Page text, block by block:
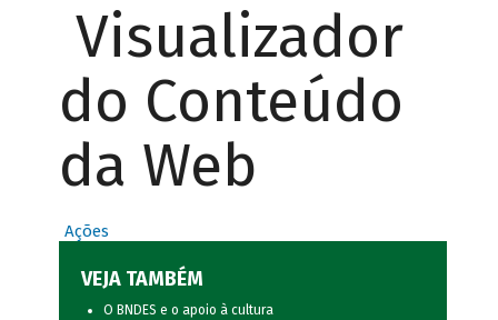
Visualizador
do Conteúdo
da Web
Ações
VEJA TAMBÉM
O BNDES e o apoio à cultura